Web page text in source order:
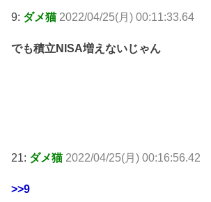
9: ダメ猫 2022/04/25(月) 00:11:33.64
でも積立NISA増えないじゃん
21: ダメ猫 2022/04/25(月) 00:16:56.42
>>9